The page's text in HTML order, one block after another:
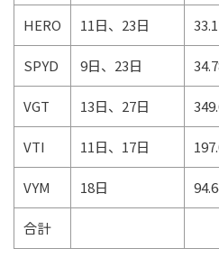
HERO 11日、23日
SPYD 9日、23日
VGT 13日、27日
VTI 11日、17日
VYM 18日
合計